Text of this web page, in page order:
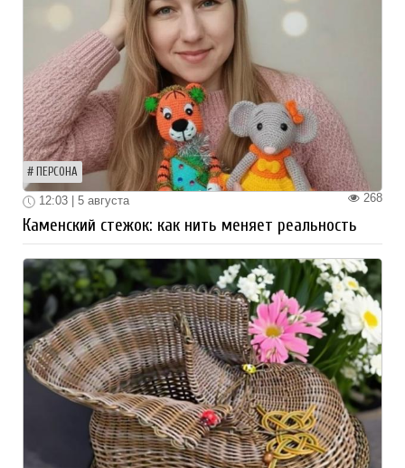
ПЕРСОНА
268
12:03 | 5 августа
Каменский стежок: как нить меняет реальность